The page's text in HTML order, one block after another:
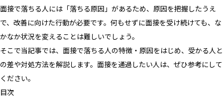
面接で落ちる人には「落ちる原因」があるため、原因を把握したうえ
で、改善に向けた行動が必要です。何もせずに面接を受け続けても、な
かなか状況を変えることは難しいでしょう。
そこで当記事では、面接で落ちる人の特徴・原因をはじめ、受かる人と
の差や対処方法を解説します。面接を通過したい人は、ぜひ参考にして
ください。
目次